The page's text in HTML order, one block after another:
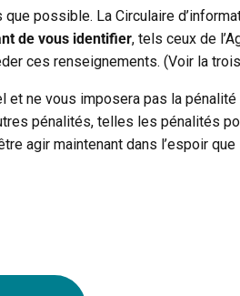
que possible. La Circulaire
de vous identifier, tels ceux de
ces renseignements. (Voir la
ne vous imposera pas la
pénalités, telles les pénalités
maintenant dans l’espoir que